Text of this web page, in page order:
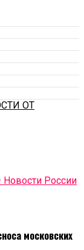
ОТ
московских